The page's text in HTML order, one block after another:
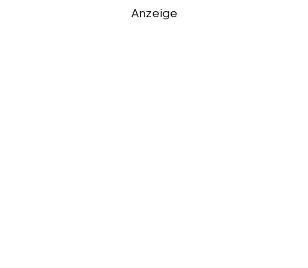
Anzeige